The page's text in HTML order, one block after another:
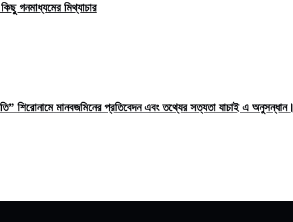
গনমাধ্যমের মিথ্যাচার
শিরোনামে মানবজমিনের প্রতিবেদন এবং তথ্যের সত্যতা যাচাই এ অনুসন্ধান।